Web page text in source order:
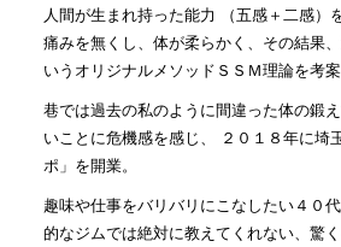
人間が生まれ持った能力 （五感＋二感）
痛みを無くし、体が柔らかく、その結果
いうオリジナルメソッドＳＳＭ理論を考案
巷では過去の私のように間違った体の鍛
いことに危機感を感じ、 ２０１８年に埼
ポ」を開業。
趣味や仕事をバリバリにこなしたい４０
的なジムでは絶対に教えてくれない、驚